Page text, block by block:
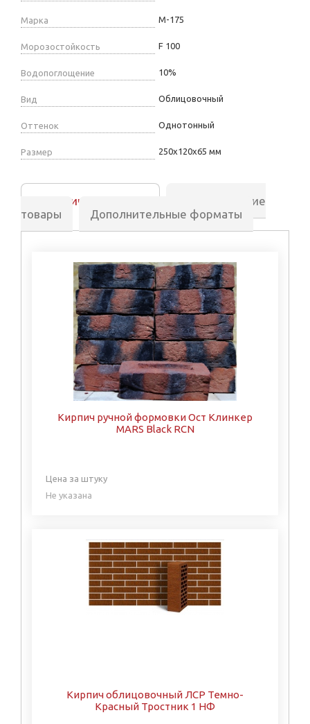
Марка М-175
Морозостойкость F 100
Водопоглощение 10%
Вид Облицовочный
Оттенок Однотонный
Размер 250х120х65 мм
Аналогичные товары
Сопутствующие
товары
Дополнительные форматы
Кирпич ручной формовки Ост Клинкер
MARS Black RCN
Цена за штуку
Не указана
Кирпич облицовочный ЛСР Темно-
Красный Тростник 1 НФ